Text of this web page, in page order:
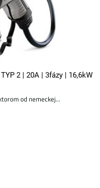
2 | 20A | 3fázy | 16,6kW
od nemeckej...